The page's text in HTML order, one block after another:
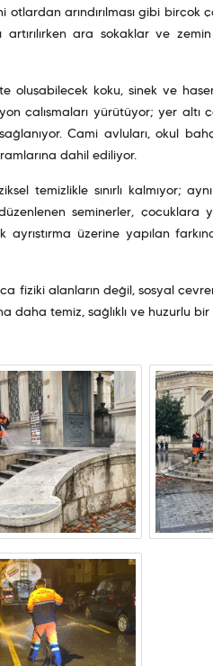
otlardan arındırılması gibi
artırılırken ara sokaklar ve
oluşabilecek koku, sinek ve
çalışmaları yürütüyor; yer altı
Cami avluları, okul
dahil ediliyor.
temizlikle sınırlı kalmıyor;
seminerler, çocuklara
üzerine yapılan
fiziki alanların değil, sosyal
daha temiz, sağlıklı ve huzurlu